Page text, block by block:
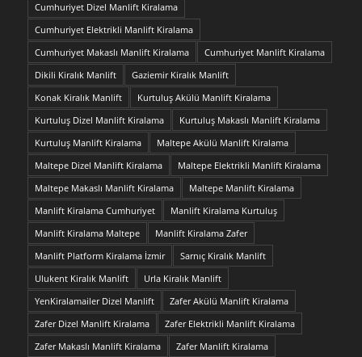
Cumhuriyet Dizel Manlift Kiralama
Cumhuriyet Elektrikli Manlift Kiralama
Cumhuriyet Makaslı Manlift Kiralama
Cumhuriyet Manlift Kiralama
Dikili Kiralık Manlift
Gaziemir Kiralık Manlift
Konak Kiralık Manlift
Kurtuluş Akülü Manlift Kiralama
Kurtuluş Dizel Manlift Kiralama
Kurtuluş Makaslı Manlift Kiralama
Kurtuluş Manlift Kiralama
Maltepe Akülü Manlift Kiralama
Maltepe Dizel Manlift Kiralama
Maltepe Elektrikli Manlift Kiralama
Maltepe Makaslı Manlift Kiralama
Maltepe Manlift Kiralama
Manlift Kiralama Cumhuriyet
Manlift Kiralama Kurtuluş
Manlift Kiralama Maltepe
Manlift Kiralama Zafer
Manlift Platform Kiralama İzmir
Sarnıç Kiralık Manlift
Ulukent Kiralık Manlift
Urla Kiralık Manlift
YenKiralamailer Dizel Manlift
Zafer Akülü Manlift Kiralama
Zafer Dizel Manlift Kiralama
Zafer Elektrikli Manlift Kiralama
Zafer Makaslı Manlift Kiralama
Zafer Manlift Kiralama